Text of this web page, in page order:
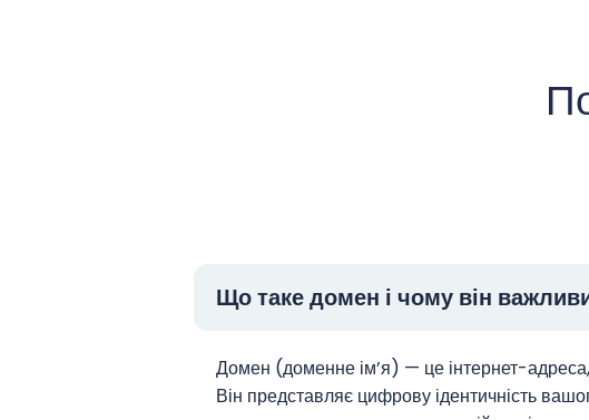
Що таке домен і чому він
Домен (доменне ім’я) — це інтернет-
Він представляє цифрову ідентичність